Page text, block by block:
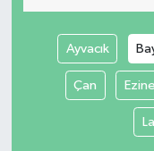
Ayvacık
Çan Ezine